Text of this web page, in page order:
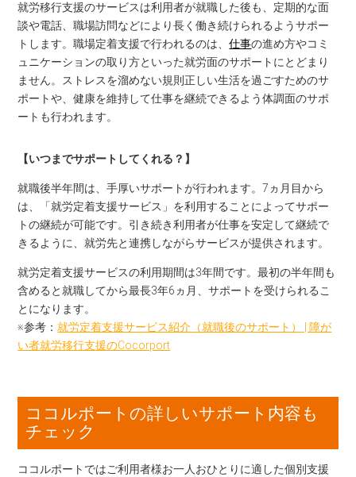
就労移行支援のサービスは利用者が就職した後も、定期的な面
談や電話、職場訪問などにより長く働き続けられるようサポー
トします。職場定着支援で行われるのは、仕事の進め方やコミ
ュニケーションの取り方といった就労面のサポートにとどまり
ません。ストレスを溜めない規則正しい生活を過ごすためのサ
ポートや、健康を維持して仕事を継続できるよう体調面のサポ
ートも行われます。
【いつまでサポートしてくれる？】
就職後半年間は、手厚いサポートが行われます。7ヵ月目から
は、「就労定着支援サービス」を利用することによってサポー
トの継続が可能です。引き続き利用者が仕事を安定して継続で
きるように、就労先と連携しながらサービスが提供されます。
就労定着支援サービスの利用期間は3年間です。最初の半年間も
含めると就職してから最長3年6ヵ月、サポートを受けられるこ
とになります。
※参考：就労定着支援サービス紹介（就職後のサポート） | 障が
い者就労移行支援のCocorport
ココルポートの詳しいサポート内容も
チェック
ココルポートではご利用者様お一人おひとりに適した個別支援